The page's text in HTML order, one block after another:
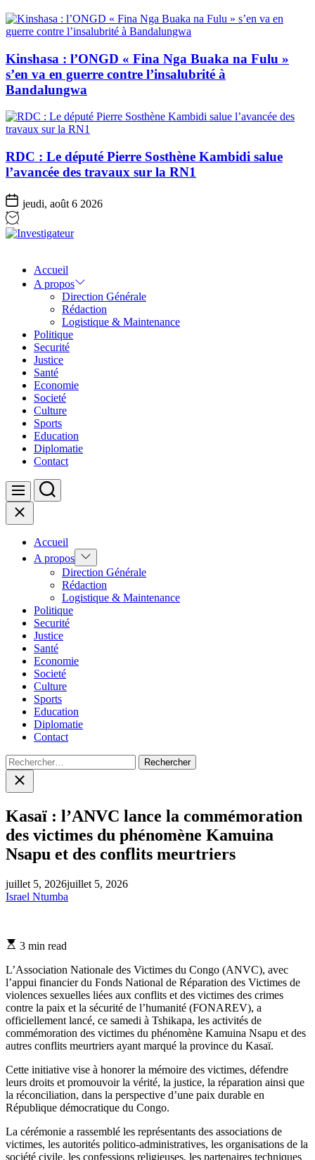
Kinshasa : l’ONGD « Fina Nga Buaka na Fulu »
s’en va en guerre contre l’insalubrité à
Bandalungwa
RDC : Le député Pierre Sosthène Kambidi salue
l’avancée des travaux sur la RN1
jeudi, août 6 2026
Accueil
A propos
Direction Générale
Rédaction
Logistique & Maintenance
Politique
Securité
Justice
Santé
Economie
Societé
Culture
Sports
Education
Diplomatie
Contact
Menu Search
Close
Accueil
A propos Show
sub
menu
Direction Générale
Rédaction
Logistique & Maintenance
Politique
Securité
Justice
Santé
Economie
Societé
Culture
Sports
Education
Diplomatie
Contact
Rechercher :
Close
search
Kasaï : l’ANVC lance la commémoration
des victimes du phénomène Kamuina
Nsapu et des conflits meurtriers
juillet 5, 2026juillet 5, 2026
Israel Ntumba
Estimated
time
3 min read
L’Association Nationale des Victimes du Congo (ANVC), avec
l’appui financier du Fonds National de Réparation des Victimes de
violences sexuelles liées aux conflits et des victimes des crimes
contre la paix et la sécurité de l’humanité (FONAREV), a
officiellement lancé, ce samedi à Tshikapa, les activités de
commémoration des victimes du phénomène Kamuina Nsapu et des
autres conflits meurtriers ayant marqué la province du Kasaï.
Cette initiative vise à honorer la mémoire des victimes, défendre
leurs droits et promouvoir la vérité, la justice, la réparation ainsi que
la réconciliation, dans la perspective d’une paix durable en
République démocratique du Congo.
La cérémonie a rassemblé les représentants des associations de
victimes, les autorités politico-administratives, les organisations de la
société civile, les confessions religieuses, les partenaires techniques